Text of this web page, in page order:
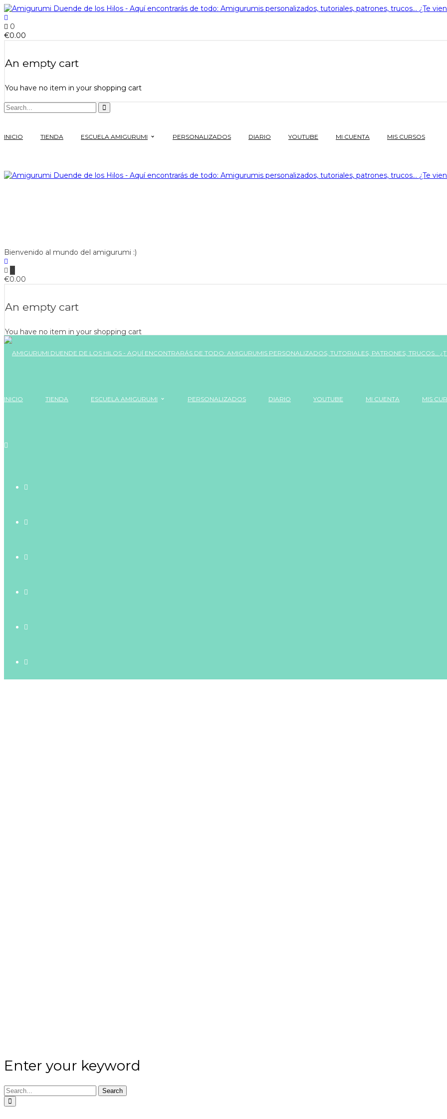
0
€0.00
An empty cart
You have no item in your shopping cart
INICIO TIENDA ESCUELA AMIGURUMI PERSONALIZADOS DIARIO YOUTUBE MI CUENTA MIS CURSOS
Bienvenido al mundo del amigurumi :)
€0.00
An empty cart
You have no item in your shopping cart
INICIO TIENDA ESCUELA AMIGURUMI PERSONALIZADOS DIARIO YOUTUBE MI CUENTA MIS
Enter your keyword
Search